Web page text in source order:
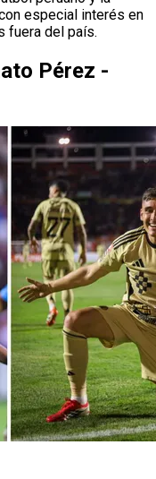
especial interés en
fuera del país.
Pérez -